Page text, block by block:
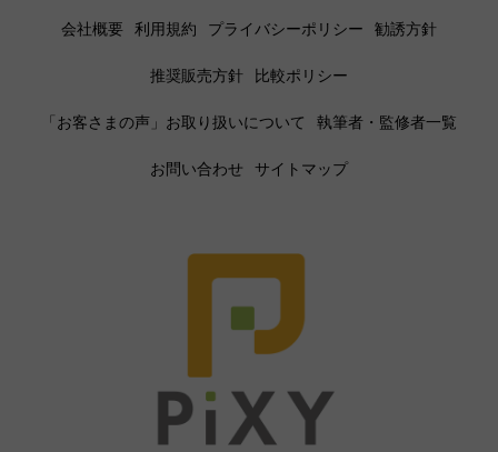
会社概要 利用規約 プライバシーポリシー 勧誘方針
推奨販売方針 比較ポリシー
「お客さまの声」お取り扱いについて 執筆者・監修者一覧
お問い合わせ サイトマップ